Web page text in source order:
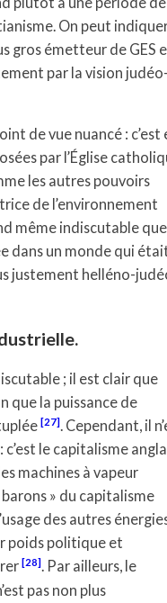
On peut
gros émetteur de GES
par la vision
de vue nuancé : c’est
par l’Église
les autres pouvoirs
de l’environnement
même indiscutable que
dans un monde qui
justement helléno-
; il est clair que
que la puissance de
[27]. Cependant, il
le capitalisme
machines à vapeur
» du capitalisme
des autres
poids politique et
[28]. Par ailleurs, le
pas non plus